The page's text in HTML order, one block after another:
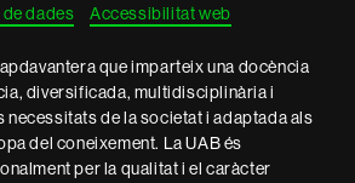
dades Accessibilitat web
que imparteix una docència
diversificada, multidisciplinària i
necessitats de la societat i adaptada als
del coneixement. La UAB és
per la qualitat i el caràcter